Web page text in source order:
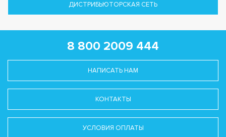
ДИСТРИБЬЮТОРСКАЯ СЕТЬ
8 800 2009 444
НАПИСАТЬ НАМ
КОНТАКТЫ
УСЛОВИЯ ОПЛАТЫ